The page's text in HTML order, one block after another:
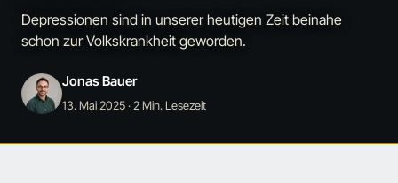
Depressionen sind in unserer heutigen Zeit beinahe
schon zur Volkskrankheit geworden.
Jonas Bauer
13. Mai 2025· 2 Min. Lesezeit